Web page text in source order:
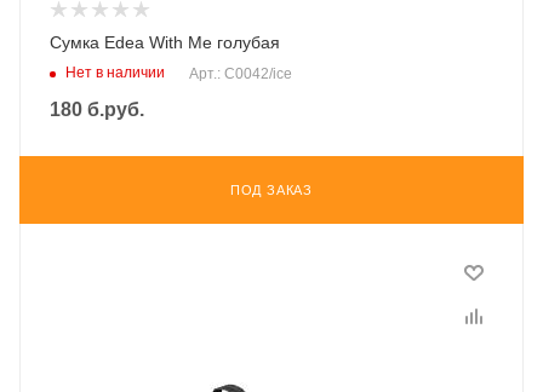
Сумка Edea With Me голубая
Нет в наличии Арт.: C0042/ice
180 б.руб.
ПОД ЗАКАЗ